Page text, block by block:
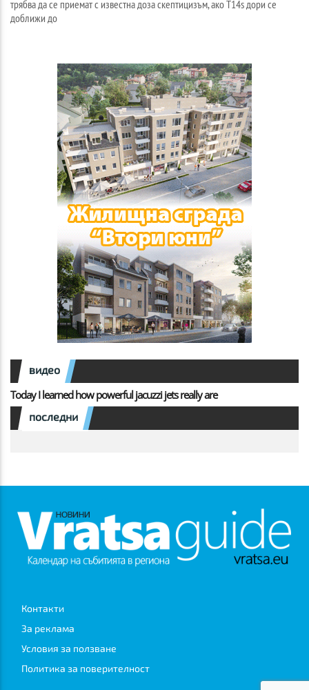
трябва да се приемат с известна доза скептицизъм, ако T14s дори се
доближи до
видео
Today I learned how powerful jacuzzi jets really are
последни
Контакти
За реклама
Условия за ползване
Политика за поверителност